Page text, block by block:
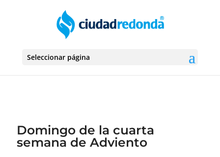
Seleccionar página
Domingo de la cuarta
semana de Adviento